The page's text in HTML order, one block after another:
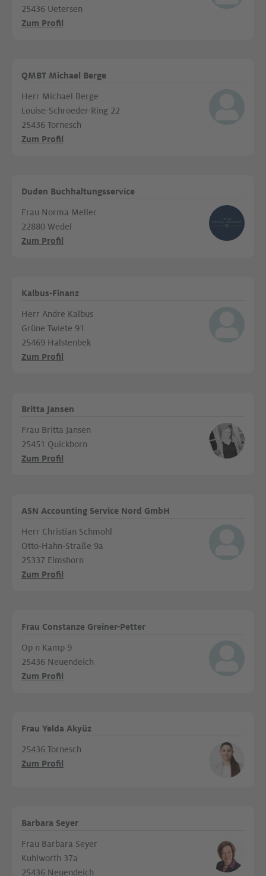
25436 Uetersen
Zum Profil
QMBT Michael Berge
Herr Michael Berge
Louise-Schroeder-Ring 22
25436 Tornesch
Zum Profil
Duden Buchhaltungsservice
Frau Norma Meller
22880 Wedel
Zum Profil
Kalbus-Finanz
Herr Andre Kalbus
Grüne Twiete 91
25469 Halstenbek
Zum Profil
Britta Jansen
Frau Britta Jansen
25451 Quickborn
Zum Profil
ASN Accounting Service Nord GmbH
Herr Christian Schmohl
Otto-Hahn-Straße 9a
25337 Elmshorn
Zum Profil
Frau Constanze Greiner-Petter
Op n Kamp 9
25436 Neuendeich
Zum Profil
Frau Yelda Akyüz
25436 Tornesch
Zum Profil
Barbara Seyer
Frau Barbara Seyer
Kuhlworth 37a
25436 Neuendeich